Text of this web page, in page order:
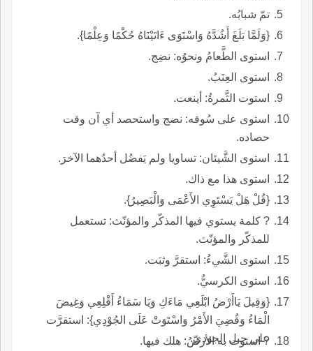
تمّ شبابُه.
{وَلَمَّا بَلَغَ أَشُدَّهُ وَاسْتَوَى ءَاتَيْنَاهُ حُكْمًا وَعِلْمًا}.
استوى الطَّعامُ ونحوُه: نضِج.
استوى العِنَبُ.
استوت الثَّمرةُ: أينعت.
استوى على سُوقه: نضج واستحصد أي آن وقت
حصاده.
استوى الشَّيئان: تساويا ولم يَفضُل أحدُهما الآخرَ.
استوى هذا مع ذاك.
{قُلْ هَلْ يَسْتَوِي الأَعْمَى وَالْبَصِيرُ}.
? كلمة يستوي فيها المذكّر والمؤنّث: تستعمل
للمذكّر والمؤنّث.
استوى الشَّيءُ: استقرَّ وثبَت.
استوى الكرسيُّ.
{وَقِيلَ يَاأَرْضُ ابْلَعِي مَاءَكِ وَيَا سَمَاءُ أَقْلِعِي وَغِيضَ
الْمَاءُ وَقُضِيَ الأَمْرُ وَاسْتَوَتْ عَلَى الجُوْدِي}: استقرَّت
على جبل الجوديّ.
? استوت به الأرضُ: هلك فيها.